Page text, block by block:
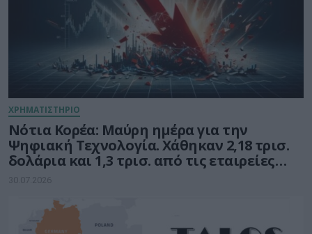
ΧΡΗΜΑΤΙΣΤΗΡΙΟ
Νότια Κορέα: Μαύρη ημέρα για την
Ψηφιακή Τεχνολογία. Χάθηκαν 2,18 τρισ.
δολάρια και 1,3 τρισ. από τις εταιρείες
ημιαγωγών
30.07.2026